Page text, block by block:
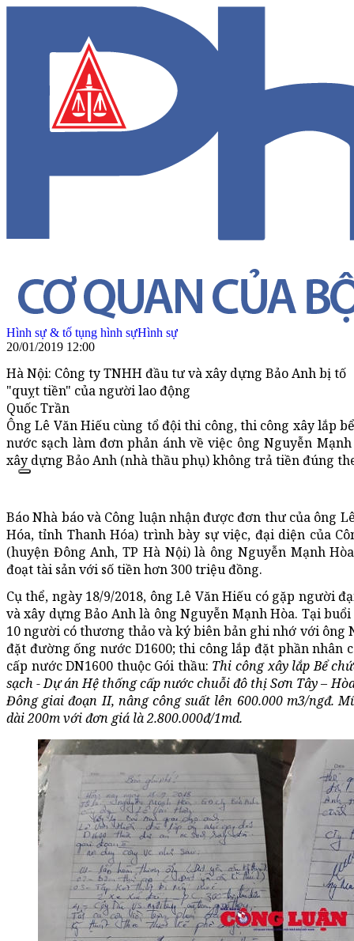
Hình sự & tố tụng hình sựHình sự
20/01/2019 12:00
Hà Nội: Công ty TNHH đầu tư và xây dựng Bảo Anh bị tố
"quỵt tiền" của người lao động
Quốc Trần
Ông Lê Văn Hiếu cùng tổ đội thi công, thi công xây lắp
nước sạch làm đơn phản ánh về việc ông Nguyễn
xây dựng Bảo Anh (nhà thầu phụ) không trả tiền đúng
Báo Nhà báo và Công luận nhận được đơn thư của ông
Hóa, tỉnh Thanh Hóa) trình bày sự việc, đại diện của
(huyện Đông Anh, TP Hà Nội) là ông Nguyễn Mạnh
đoạt tài sản với số tiền hơn 300 triệu đồng.
Cụ thể, ngày 18/9/2018, ông Lê Văn Hiếu có gặp người
và xây dựng Bảo Anh là ông Nguyễn Mạnh Hòa. Tại
10 người có thương thảo và ký biên bản ghi nhớ với ông
đặt đường ống nước D1600; thi công lắp đặt phần nhân
cấp nước DN1600 thuộc Gói thầu: Thi công xây lắp Bể
sạch - Dự án Hệ thống cấp nước chuỗi đô thị Sơn Tây –
Đông giai đoạn II, nâng công suất lên 600.000 m3/ngđ.
dài 200m với đơn giá là 2.800.000đ/1md.